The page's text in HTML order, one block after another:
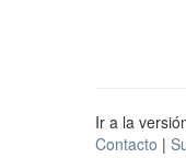
Ir a la
Contacto |